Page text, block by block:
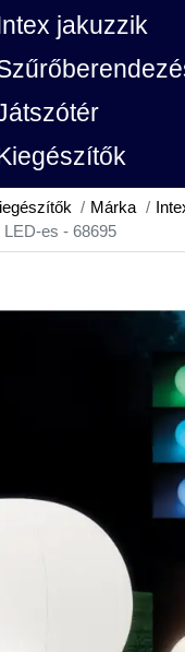
jakuzzik
Márka
es - 68695